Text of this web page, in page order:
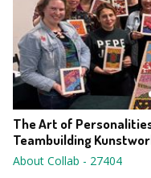
The Art of
Teambuilding
About Collab - 27404